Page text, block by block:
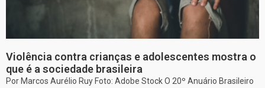
Violência contra crianças e adolescentes mostra o
que é a sociedade brasileira
Por Marcos Aurélio Ruy Foto: Adobe Stock O 20º Anuário Brasileiro